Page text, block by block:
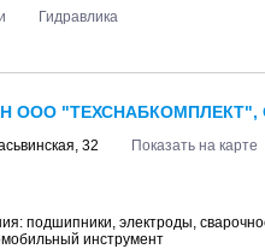
Гидравлика
ООО "ТЕХСНАБКОМПЛЕКТ",
32
Показать на карте
подшипники, электроды,
инструмент